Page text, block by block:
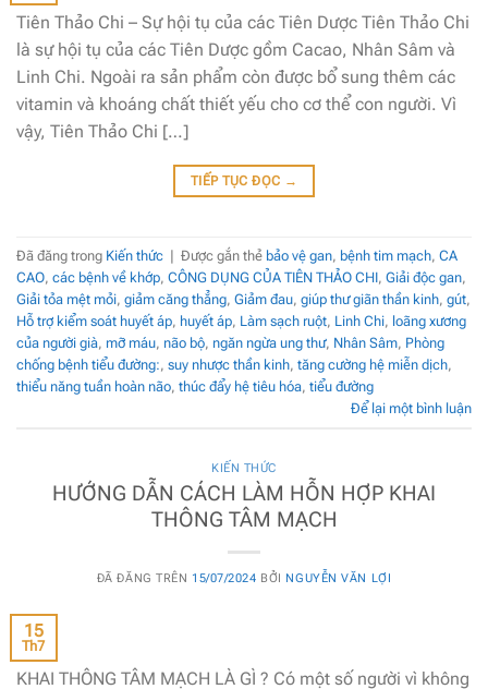
Tiên Thảo Chi – Sự hội tụ của các Tiên Dược Tiên Thảo Chi
là sự hội tụ của các Tiên Dược gồm Cacao, Nhân Sâm và
Linh Chi. Ngoài ra sản phẩm còn được bổ sung thêm các
vitamin và khoáng chất thiết yếu cho cơ thể con người. Vì
vậy, Tiên Thảo Chi […]
TIẾP TỤC ĐỌC →
Đã đăng trong Kiến thức | Được gắn thẻ bảo vệ gan, bệnh tim mạch, CA
CAO, các bệnh về khớp, CÔNG DỤNG CỦA TIÊN THẢO CHI, Giải độc gan,
Giải tỏa mệt mỏi, giảm căng thẳng, Giảm đau, giúp thư giãn thần kinh, gút,
Hỗ trợ kiểm soát huyết áp, huyết áp, Làm sạch ruột, Linh Chi, loãng xương
của người già, mỡ máu, não bộ, ngăn ngừa ung thư, Nhân Sâm, Phòng
chống bệnh tiểu đường:, suy nhược thần kinh, tăng cường hệ miễn dịch,
thiểu năng tuần hoàn não, thúc đẩy hệ tiêu hóa, tiểu đường
Để lại một bình luận
KIẾN THỨC
HƯỚNG DẪN CÁCH LÀM HỖN HỢP KHAI
THÔNG TÂM MẠCH
ĐÃ ĐĂNG TRÊN 15/07/2024 BỞI NGUYỄN VĂN LỢI
15
Th7
KHAI THÔNG TÂM MẠCH LÀ GÌ ? Có một số người vì không